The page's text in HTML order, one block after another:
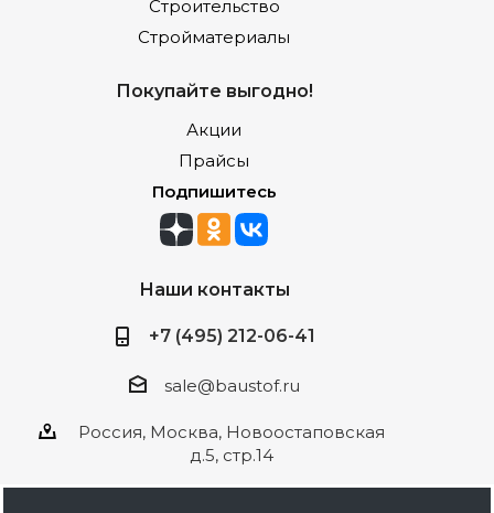
Строительство
Стройматериалы
Покупайте выгодно!
Акции
Прайсы
Подпишитесь
Наши контакты
+7 (495) 212-06-41
sale@baustof.ru
Россия, Москва, Новоостаповская
д.5, стр.14